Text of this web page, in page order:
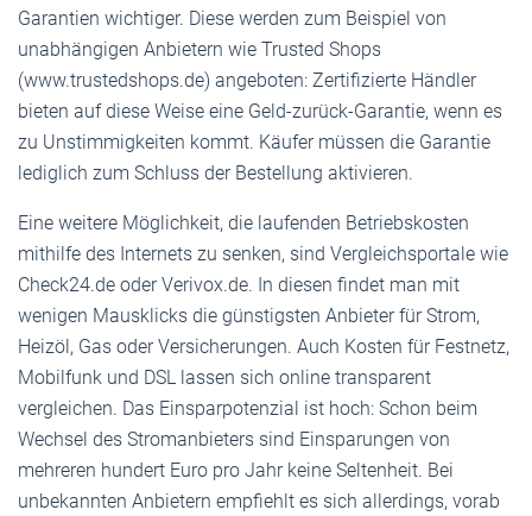
Garantien wichtiger. Diese werden zum Beispiel von
unabhängigen Anbietern wie Trusted Shops
(www.trustedshops.de) angeboten: Zertifizierte Händler
bieten auf diese Weise eine Geld-zurück-Garantie, wenn es
zu Unstimmigkeiten kommt. Käufer müssen die Garantie
lediglich zum Schluss der Bestellung aktivieren.
Eine weitere Möglichkeit, die laufenden Betriebskosten
mithilfe des Internets zu senken, sind Vergleichsportale wie
Check24.de oder Verivox.de. In diesen findet man mit
wenigen Mausklicks die günstigsten Anbieter für Strom,
Heizöl, Gas oder Versicherungen. Auch Kosten für Festnetz,
Mobilfunk und DSL lassen sich online transparent
vergleichen. Das Einsparpotenzial ist hoch: Schon beim
Wechsel des Stromanbieters sind Einsparungen von
mehreren hundert Euro pro Jahr keine Seltenheit. Bei
unbekannten Anbietern empfiehlt es sich allerdings, vorab